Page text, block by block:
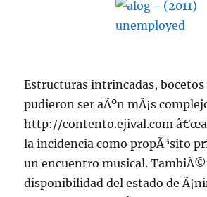
Estructuras intrincadas, bocetos
pudieron ser aÃºn mÃ¡s
http://contento.ejival.com
la incidencia como propÃ³sito
un encuentro musical.
disponibilidad del estado de